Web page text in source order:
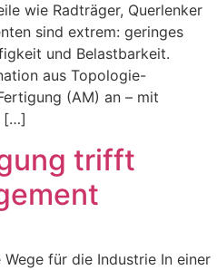
wie Radträger, Querlenker
sind extrem: geringes
und Belastbarkeit.
aus Topologie-
(AM) an – mit
[…]
trifft
für die Industrie In einer